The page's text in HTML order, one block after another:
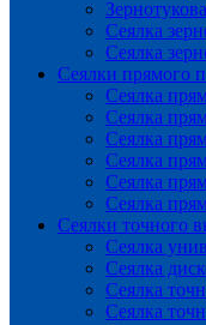
Сеялка
Сеялка
Сеялки прямого
Сеялка
Сеялка
Сеялка
Сеялка
Сеялка
Сеялка
Сеялки точного
Сеялка
Сеялка
Сеялка
Сеялка